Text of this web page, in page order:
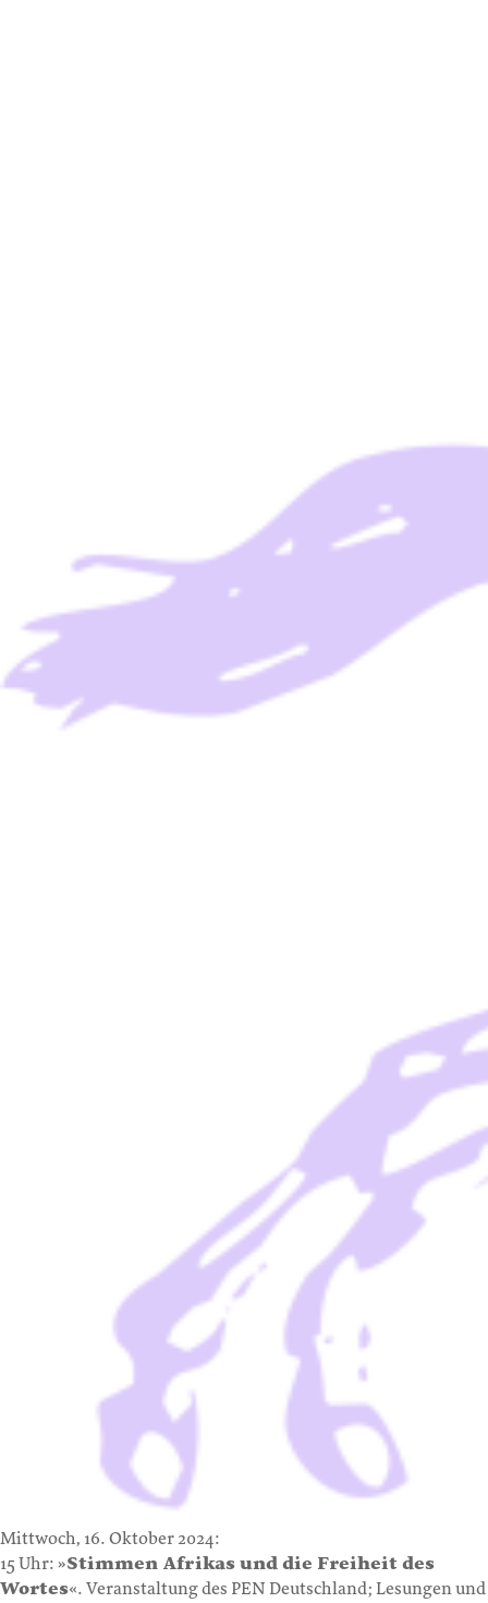
Mittwoch, 16. Oktober 2024:
15 Uhr: »Stimmen Afrikas und die Freiheit des
Wortes«. Veranstaltung des PEN Deutschland; Lesungen und